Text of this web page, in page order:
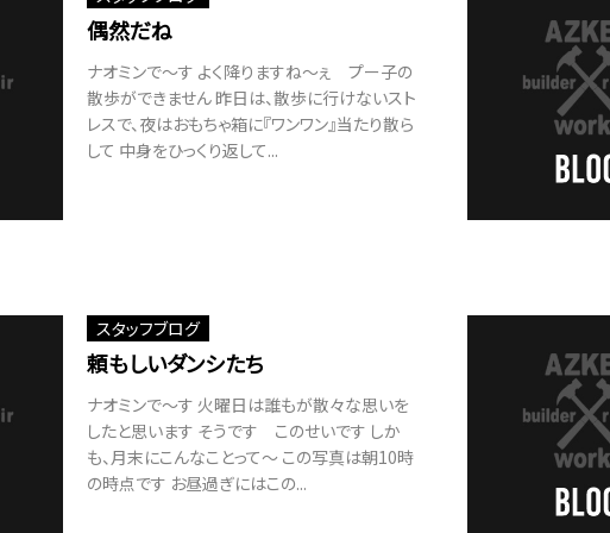
偶然だね
ナオミンで～す よく降りますね～ぇ プー子の
散歩ができません 昨日は、散歩に行けないスト
レスで、夜はおもちゃ箱に『ワンワン』当たり散ら
して 中身をひっくり返して...
スタッフブログ
頼もしいダンシたち
ナオミンで～す 火曜日は誰もが散々な思いを
したと思います そうです このせいです しか
も、月末にこんなことって～ この写真は朝10時
の時点です お昼過ぎにはこの...